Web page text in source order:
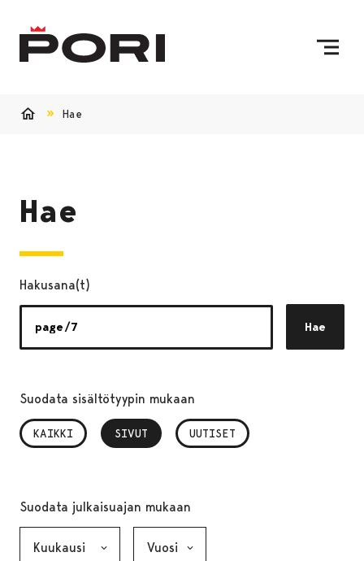
Hae
Hae
Hakusana(t)
Hae
Suodata sisältötyypin mukaan
KAIKKI SIVUT
, VALITTU UUTISET
Suodata julkaisuajan mukaan